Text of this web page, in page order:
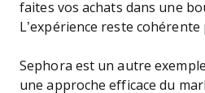
faites vos achats dans une
L’expérience reste
Sephora est un autre
une approche efficace du